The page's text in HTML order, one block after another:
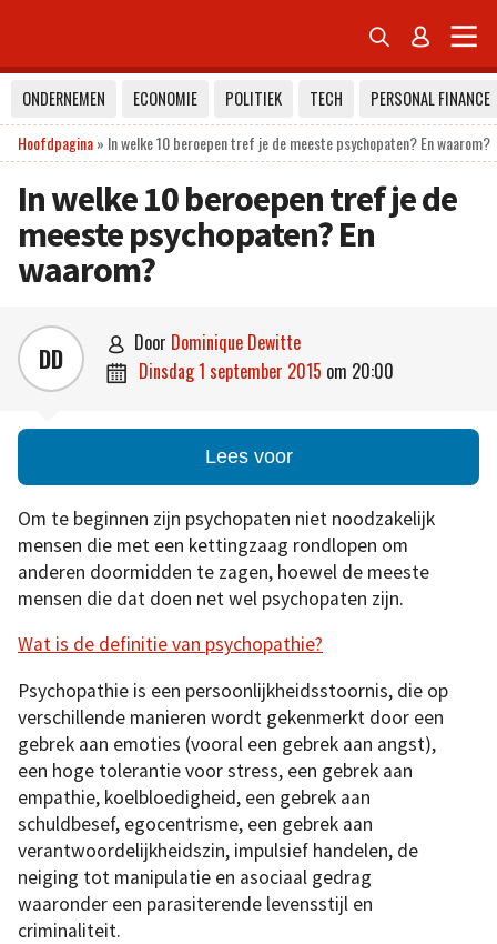
 
ONDERNEMEN ECONOMIE POLITIEK TECH
PERSONAL FINANCE
Hoofdpagina» In welke 10 beroepen tref je de meeste psychopaten? En waarom?
In welke 10 beroepen tref je de
meeste psychopaten? En
waarom?
DD  door Dominique Dewitte
 dinsdag 1 september 2015 om 20:00
Lees voor
Om te beginnen zijn psychopaten niet noodzakelijk
mensen die met een kettingzaag rondlopen om
anderen doormidden te zagen, hoewel de meeste
mensen die dat doen net wel psychopaten zijn.
Wat is de definitie van psychopathie?
Psychopathie is een persoonlijkheidsstoornis, die op
verschillende manieren wordt gekenmerkt door een
gebrek aan emoties (vooral een gebrek aan angst),
een hoge tolerantie voor stress, een gebrek aan
empathie, koelbloedigheid, een gebrek aan
schuldbesef, egocentrisme, een gebrek aan
verantwoordelijkheidszin, impulsief handelen, de
neiging tot manipulatie en asociaal gedrag
waaronder een parasiterende levensstijl en
criminaliteit.